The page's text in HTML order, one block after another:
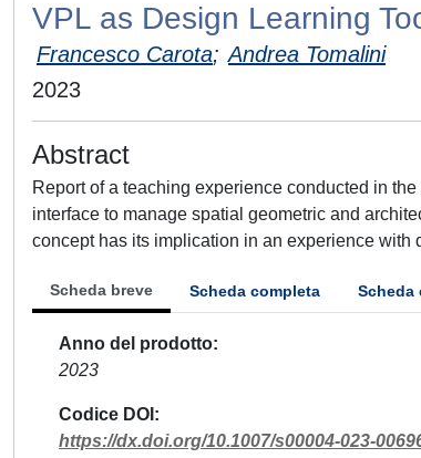
VPL as Design Learning
Francesco Carota; Andrea Tomalini
2023
Abstract
Report of a teaching experience conducted in
interface to manage spatial geometric and
concept has its implication in an experience with
Scheda breve Scheda completa Scheda
Anno del prodotto
2023
Codice DOI
https://dx.doi.org/10.1007/s00004-023-